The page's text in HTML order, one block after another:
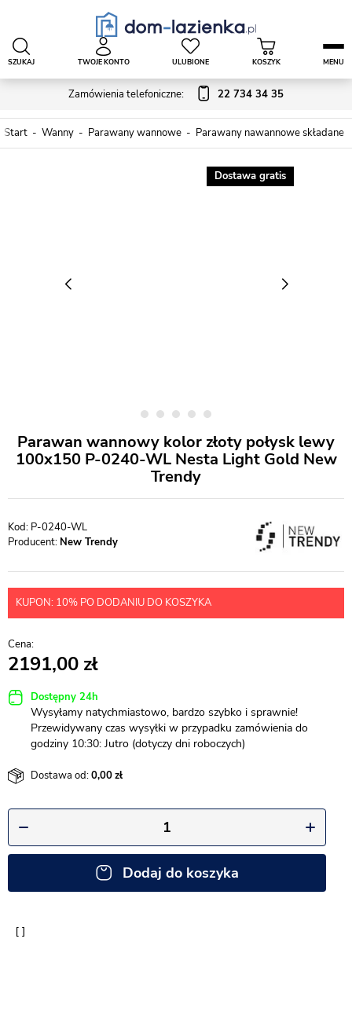
Zamówienia telefoniczne: 22 734 34 35
SZUKAJ TWOJE KONTO ULUBIONE KOSZYK MENU
Start Wanny Parawany wannowe Parawany nawannowe składane
Dostawa gratis
Parawan wannowy kolor złoty połysk lewy
100x150 P-0240-WL Nesta Light Gold New
Trendy
P-0240-WL
Producent: New Trendy
KUPON: 10% PO DODANIU DO KOSZYKA
2191,00
Dostępny 24h
Wysyłamy natychmiastowo, bardzo szybko i sprawnie!
Przewidywany czas wysyłki w przypadku zamówienia do
godziny 10:30: Jutro (dotyczy dni roboczych)
Dostawa od:0,00
Dodaj do koszyka